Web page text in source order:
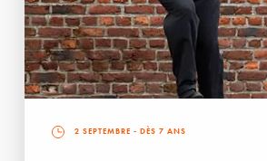
2 SEPTEMBRE - DÈS 7 ANS